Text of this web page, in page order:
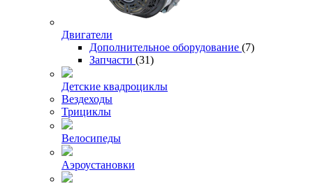
Двигатели
Дополнительное оборудование (7)
Запчасти (31)
Детские квадроциклы
Вездеходы
Трициклы
Велосипеды
Аэроустановки